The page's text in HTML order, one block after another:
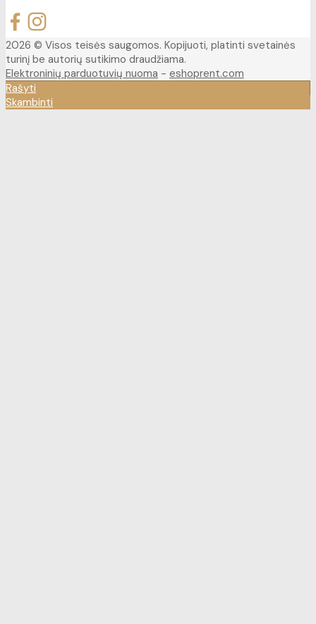
2026 © Visos teisės saugomos. Kopijuoti, platinti svetainės
turinį be autorių sutikimo draudžiama.
Elektroninių parduotuvių nuoma - eshoprent.com
Rašyti
Skambinti